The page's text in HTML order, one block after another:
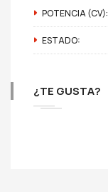
POTENCIA (CV):
ESTADO:
¿TE GUSTA?